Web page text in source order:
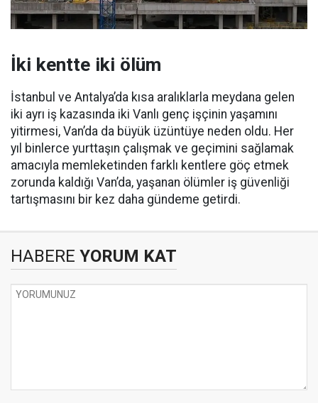
İki kentte iki ölüm
İstanbul ve Antalya’da kısa aralıklarla meydana gelen
iki ayrı iş kazasında iki Vanlı genç işçinin yaşamını
yitirmesi, Van’da da büyük üzüntüye neden oldu. Her
yıl binlerce yurttaşın çalışmak ve geçimini sağlamak
amacıyla memleketinden farklı kentlere göç etmek
zorunda kaldığı Van’da, yaşanan ölümler iş güvenliği
tartışmasını bir kez daha gündeme getirdi.
HABERE YORUM KAT